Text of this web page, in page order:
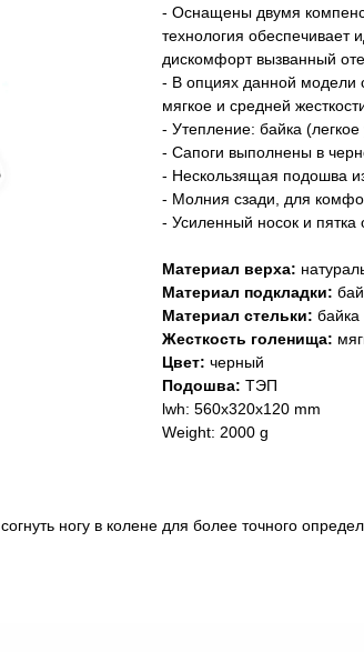
- Оснащены двумя
технология обеспечивает
дискомфорт вызванный
- В опциях данной модели
мягкое и средней
- Утепление: байка
- Сапоги выполнены в
- Нескользящая подошва
- Молния сзади, для
- Усиленный носок и пятка
Материал верха:
Материал подкладки:
Материал стельки: байка
Жесткость голенища:
Цвет: черный
Подошва: ТЭП
lwh: 560x320x120 mm
Weight: 2000 g
ногу в колене для более точного